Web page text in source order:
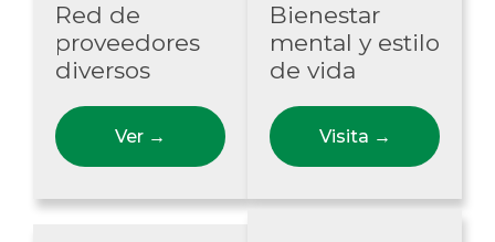
Red de
proveedores
diversos
Ver →
Bienestar
mental y estilo
de vida
Visita →